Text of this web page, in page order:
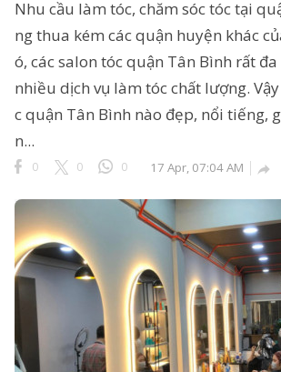
Nhu cầu làm tóc, chăm sóc tóc tại
ng thua kém các quận huyện khác
ó, các salon tóc quận Tân Bình rất
nhiều dịch vụ làm tóc chất lượng.
c quận Tân Bình nào đẹp, nổi tiếng,
n...
0 0 0 17 Apr, 07:04 AM 